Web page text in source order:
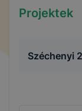
Projektek
Széchenyi